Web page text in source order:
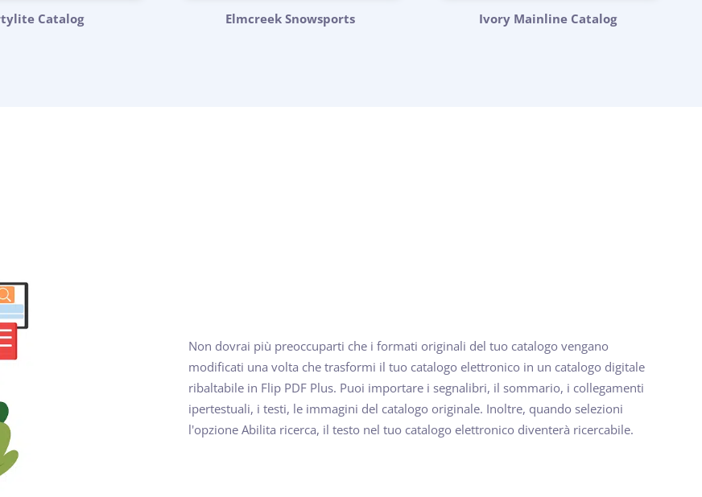
Catalog Elmcreek Snowsports Ivory Mainline Catalog
Non dovrai più preoccuparti che i formati originali del tuo catalogo vengano
modificati una volta che trasformi il tuo catalogo elettronico in un catalogo digitale
ribaltabile in Flip PDF Plus. Puoi importare i segnalibri, il sommario, i collegamenti
ipertestuali, i testi, le immagini del catalogo originale. Inoltre, quando selezioni
l'opzione Abilita ricerca, il testo nel tuo catalogo elettronico diventerà ricercabile.